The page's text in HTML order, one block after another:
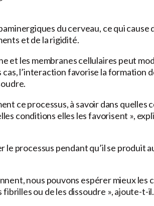
du cerveau, ce qui cause
et de la rigidité.
et les membranes cellulaires peut
l’interaction favorise la formation
ce processus, à savoir dans quelles
conditions elles les favorisent »,
processus pendant qu’il se produit
nous pouvons espérer mieux les
ou de les dissoudre », ajoute-t-il.